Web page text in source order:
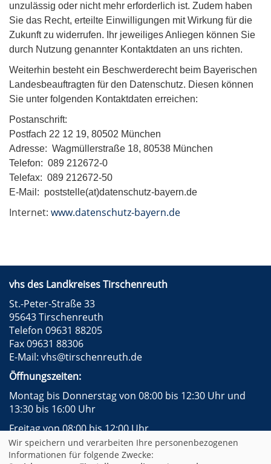
unzulässig oder nicht mehr erforderlich ist. Zudem haben
Sie das Recht, erteilte Einwilligungen mit Wirkung für die
Zukunft zu widerrufen. Ihr jeweiliges Anliegen können Sie
durch Nutzung genannter Kontaktdaten an uns richten.
Weiterhin besteht ein Beschwerderecht beim Bayerischen
Landesbeauftragten für den Datenschutz. Diesen können
Sie unter folgenden Kontaktdaten erreichen:
Postanschrift:
Postfach 22 12 19, 80502 München
Adresse: Wagmüllerstraße 18, 80538 München
Telefon: 089 212672-0
Telefax: 089 212672-50
E-Mail: poststelle(at)datenschutz-bayern.de
Internet: www.datenschutz-bayern.de
vhs des Landkreises Tirschenreuth
St.-Peter-Straße 33
95643 Tirschenreuth
Telefon 09631 88205
Fax 09631 88306
E-Mail: vhs@tirschenreuth.de
Öffnungszeiten:
Montag bis Donnerstag von 08:00 bis 12:30 Uhr und
13:30 bis 16:00 Uhr
Freitag von 08:00 bis 12:00 Uhr
Facebook
Instagram
Impressum
AGB
Wir speichern und verarbeiten Ihre personenbezogenen
Informationen für folgende Zwecke: